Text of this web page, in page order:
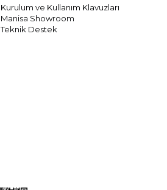
Kurulum ve Kullanım Klavuzları
Manisa Showroom
Teknik Destek